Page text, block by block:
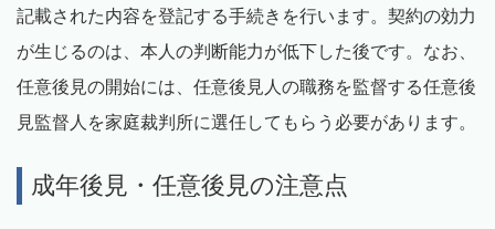
記載された内容を登記する手続きを行います。契約の効力
が生じるのは、本人の判断能力が低下した後です。なお、
任意後見の開始には、任意後見人の職務を監督する任意後
見監督人を家庭裁判所に選任してもらう必要があります。
成年後見・任意後見の注意点